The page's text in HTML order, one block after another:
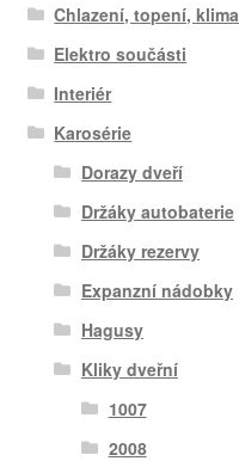
Chlazení, topení, klima
Elektro součásti
Interiér
Karosérie
Dorazy dveří
Držáky autobaterie
Držáky rezervy
Expanzní nádobky
Hagusy
Kliky dveřní
1007
2008